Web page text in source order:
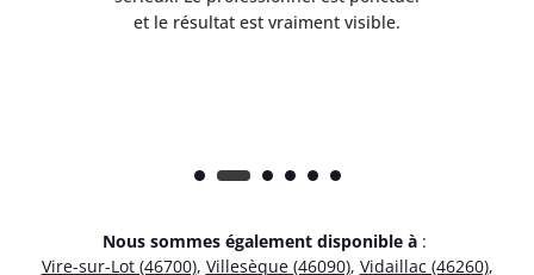
et le résultat est vraiment visible.
Nous sommes également disponible à :
Vire-sur-Lot (46700), Villesèque (46090), Vidaillac (46260),